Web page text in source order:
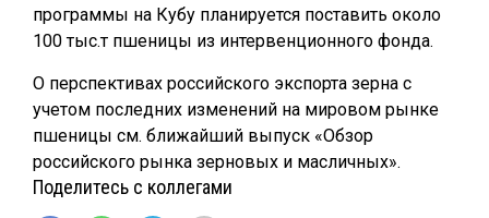
программы на Кубу планируется поставить около
100 тыс.т пшеницы из интервенционного фонда.
О перспективах российского экспорта зерна с
учетом последних изменений на мировом рынке
пшеницы см. ближайший выпуск «Обзор
российского рынка зерновых и масличных».
Поделитесь с коллегами